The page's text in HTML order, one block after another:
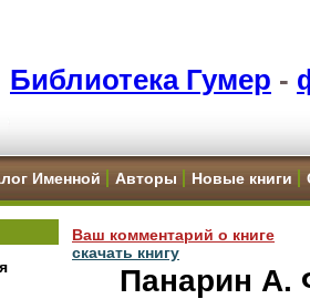
Библиотека Гумер -
Именной Авторы Новые книги
Ваш комментарий о книге
скачать книгу
Панарин А.